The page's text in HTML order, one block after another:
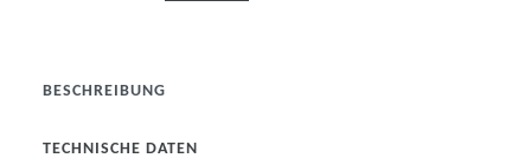
BESCHREIBUNG
TECHNISCHE DATEN